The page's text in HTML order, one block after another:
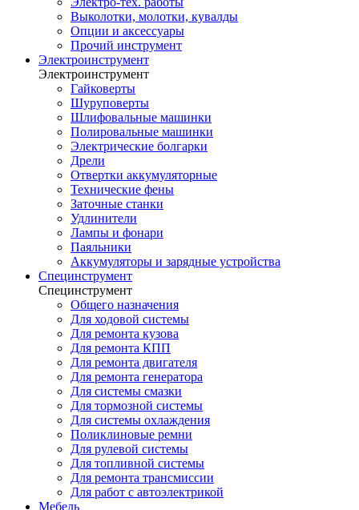
Выколотки, молотки, кувалды
Опции и аксессуары
Прочий инструмент
Электроинструмент
Электроинструмент
Гайковерты
Шуруповерты
Шлифовальные машинки
Полировальные машинки
Электрические болгарки
Дрели
Отвертки аккумуляторные
Технические фены
Заточные станки
Удлинители
Лампы и фонари
Паяльники
Аккумуляторы и зарядные устройства
Специнструмент
Специнструмент
Общего назначения
Для ходовой системы
Для ремонта кузова
Для ремонта КПП
Для ремонта двигателя
Для ремонта генератора
Для системы смазки
Для тормозной системы
Для системы охлаждения
Поликлиновые ремни
Для рулевой системы
Для топливной системы
Для ремонта трансмиссии
Для работ с автоэлектрикой
Мебель